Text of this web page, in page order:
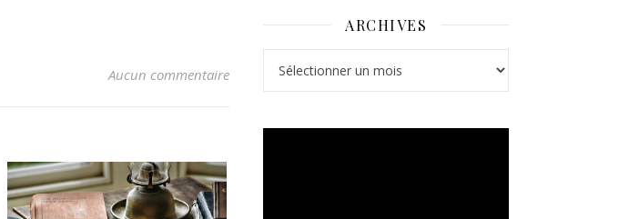
Aucun commentaire
ARCHIVES